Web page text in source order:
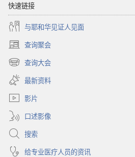
快速链接
与耶和华见证人见面
查询聚会
（打
开
新
窗
口）
查询大会
（打
开
新
窗
最新资料
影片
口述影像
搜索
给专业医疗人员的资讯